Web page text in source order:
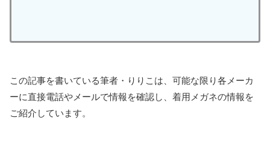
この記事を書いている筆者・りりこは、可能な限り各メーカ
ーに直接電話やメールで情報を確認し、着用メガネの情報を
ご紹介しています。